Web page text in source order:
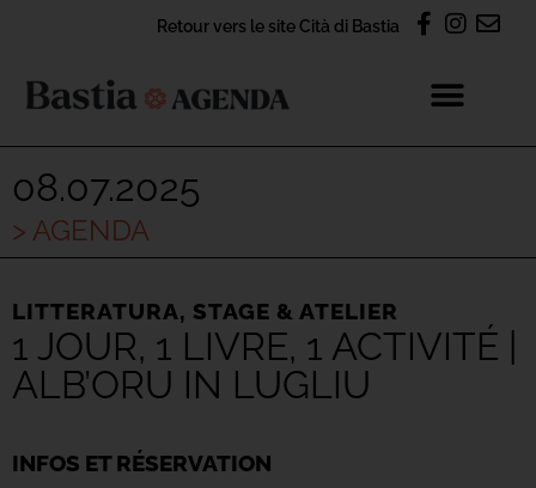
Retour vers le site Cità di Bastia
08.07.2025
> AGENDA
LITTERATURA, STAGE & ATELIER
1 JOUR, 1 LIVRE, 1 ACTIVITÉ |
ALB’ORU IN LUGLIU
INFOS ET RÉSERVATION